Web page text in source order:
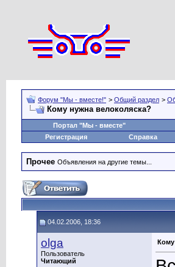
Форум "Мы - вместе!" > Общий раздел >
Кому нужна велоколяска?
Портал "Мы - вместе"
Регистрация
Справка
Прочее Объявления на другие темы...
04.02.2006, 18:36
olga
Пользователь
Читающий
Кому